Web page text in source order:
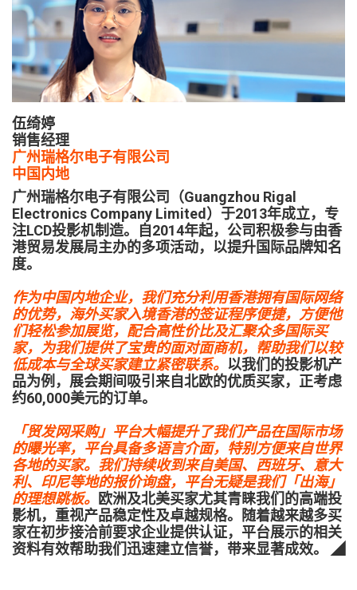
伍绮婷
销售经理
广州瑞格尔电子有限公司
中国内地
广州瑞格尔电子有限公司（Guangzhou Rigal
Electronics Company Limited）于2013年成立，专
注LCD投影机制造。自2014年起，公司积极参与由香
港贸易发展局主办的多项活动，以提升国际品牌知名
度。
作为中国内地企业，我们充分利用香港拥有国际网络
的优势，海外买家入境香港的签证程序便捷，方便他
们轻松参加展览，配合高性价比及汇聚众多国际买
家，为我们提供了宝贵的面对面商机，帮助我们以较
低成本与全球买家建立紧密联系。 以我们的投影机产
品为例，展会期间吸引来自北欧的优质买家，正考虑
约60,000美元的订单。
「贸发网采购」平台大幅提升了我们产品在国际市场
的曝光率，平台具备多语言介面，特别方便来自世界
各地的买家。我们持续收到来自美国、西班牙、意大
利、印尼等地的报价询盘，平台无疑是我们「出海」
的理想跳板。
欧洲及北美买家尤其青睐我们的高端投
影机，重视产品稳定性及卓越规格。随着越来越多买
家在初步接洽前要求企业提供认证，平台展示的相关
资料有效帮助我们迅速建立信誉，带来显著成效。 ◢